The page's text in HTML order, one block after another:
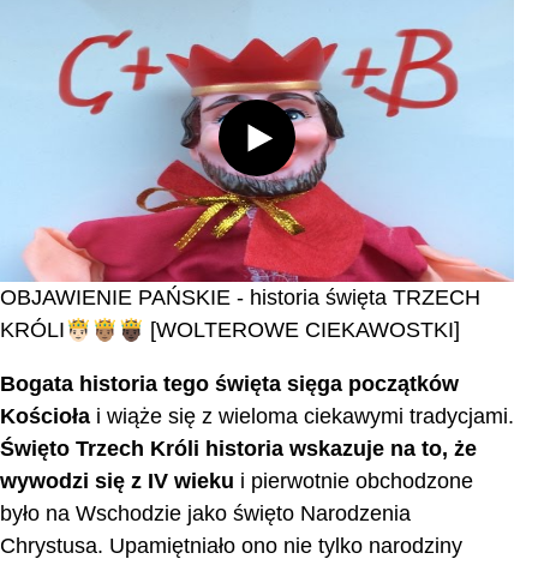
OBJAWIENIE PAŃSKIE - historia święta TRZECH
KRÓLI🤴🏻🤴🏽🤴🏿 [WOLTEROWE CIEKAWOSTKI]
Bogata historia tego święta sięga początków
Kościoła i wiąże się z wieloma ciekawymi tradycjami.
Święto Trzech Króli historia wskazuje na to, że
wywodzi się z IV wieku i pierwotnie obchodzone
było na Wschodzie jako święto Narodzenia
Chrystusa. Upamiętniało ono nie tylko narodziny